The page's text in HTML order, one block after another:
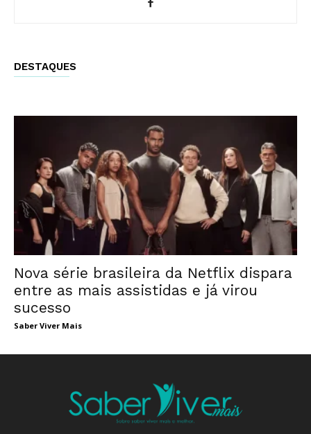
DESTAQUES
Nova série brasileira da Netflix dispara
entre as mais assistidas e já virou
sucesso
Saber Viver Mais